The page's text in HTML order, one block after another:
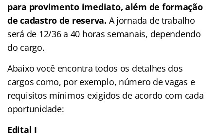
para provimento imediato, além de formação
de cadastro de reserva. A jornada de trabalho
será de 12/36 a 40 horas semanais, dependendo
do cargo.
Abaixo você encontra todos os detalhes dos
cargos como, por exemplo, número de vagas e
requisitos mínimos exigidos de acordo com cada
oportunidade:
Edital I